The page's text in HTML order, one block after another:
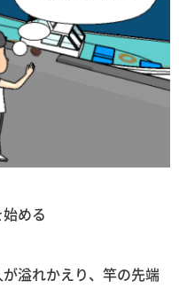
める
溢れかえり、竿の先端